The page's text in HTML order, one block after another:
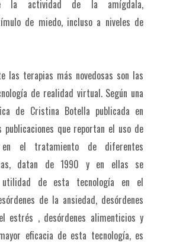
la actividad de la amígdala,
de miedo, incluso a niveles de
las terapias más novedosas son las
de realidad virtual. Según una
de Cristina Botella publicada en
publicaciones que reportan el uso de
el tratamiento de diferentes
datan de 1990 y en ellas se
de esta tecnología en el
de la ansiedad, desórdenes
estrés , desórdenes alimenticios y
eficacia de esta tecnología, es